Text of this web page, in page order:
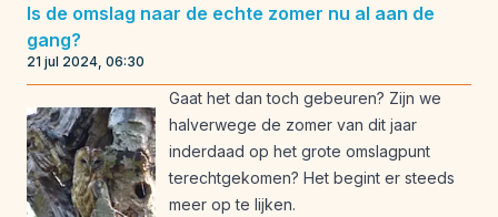
Is de omslag naar de echte zomer nu al aan de
gang?
21 jul 2024, 06:30
Gaat het dan toch gebeuren? Zijn we
halverwege de zomer van dit jaar
inderdaad op het grote omslagpunt
terechtgekomen? Het begint er steeds
meer op te lijken.